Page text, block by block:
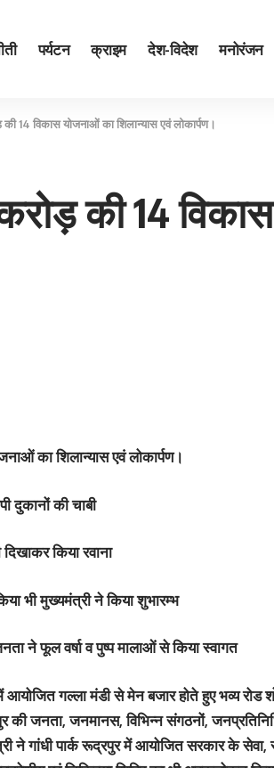
पर्यटन क्राइम देश-विदेश मनोरंजन
14 विकास योजनाओं का शिलान्यास एवं लोकार्पण।
की 14
का शिलान्यास एवं लोकार्पण।
दुकानों की चाबी
किया रवाना
भी मुख्यमंत्री ने किया शुभारम्भ
ने फूल वर्षा व पुष्प मालाओं से किया स्वागत
आयोजित गल्ला मंडी से मेन बजार होते हुए भव्य
की जनता, जनमानस, विभिन्न संगठनों,
ने गांधी पार्क रूद्रपुर में आयोजित सरकार के